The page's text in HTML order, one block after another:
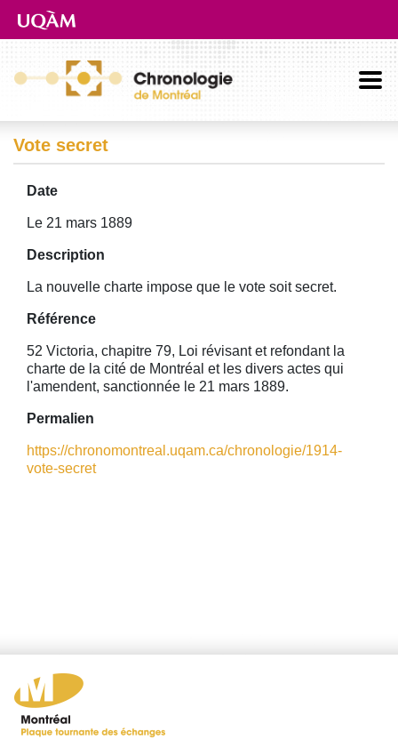
Aller directement au contenu principal
Vote secret
Date
Le 21 mars 1889
Description
La nouvelle charte impose que le vote soit secret.
Référence
52 Victoria, chapitre 79, Loi révisant et refondant la
charte de la cité de Montréal et les divers actes qui
l'amendent, sanctionnée le 21 mars 1889.
Permalien
https://chronomontreal.uqam.ca/chronologie/1914-
vote-secret